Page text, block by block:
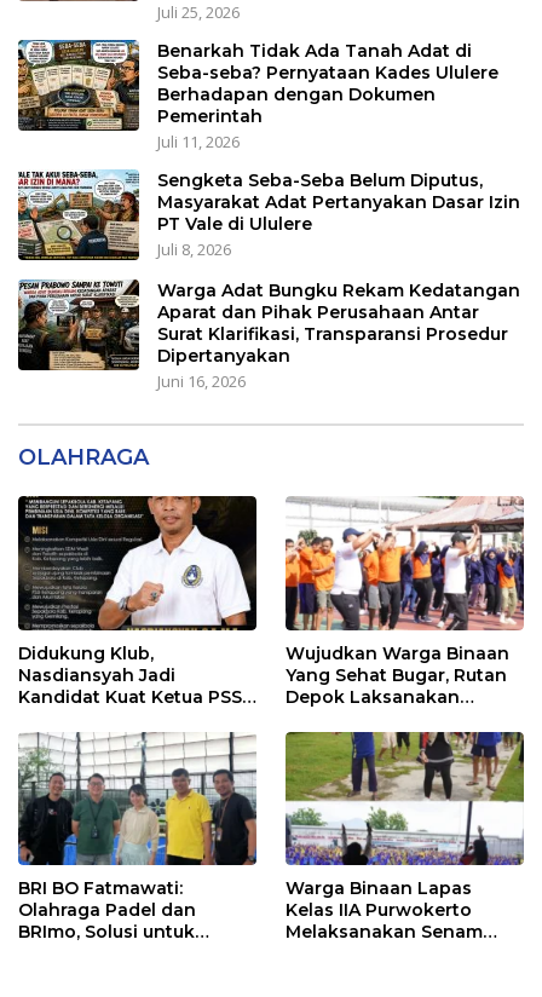
Juli 25, 2026
Benarkah Tidak Ada Tanah Adat di
Seba-seba? Pernyataan Kades Ululere
Berhadapan dengan Dokumen
Pemerintah
Juli 11, 2026
Sengketa Seba-Seba Belum Diputus,
Masyarakat Adat Pertanyakan Dasar Izin
PT Vale di Ululere
Juli 8, 2026
Warga Adat Bungku Rekam Kedatangan
Aparat dan Pihak Perusahaan Antar
Surat Klarifikasi, Transparansi Prosedur
Dipertanyakan
Juni 16, 2026
OLAHRAGA
Didukung Klub,
Nasdiansyah Jadi
Kandidat Kuat Ketua PSSI
Wujudkan Warga Binaan
Yang Sehat Bugar, Rutan
Depok Laksanakan
BRI BO Fatmawati:
Olahraga Padel dan
BRImo, Solusi untuk
Warga Binaan Lapas
Kelas IIA Purwokerto
Melaksanakan Senam